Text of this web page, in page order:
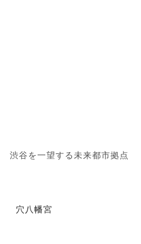
渋谷を一望する未来都市拠点
穴八幡宮